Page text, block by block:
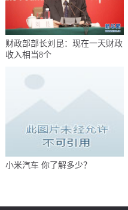
财政部部长刘昆：现在一天财政
收入相当8个
小米汽车 你了解多少？